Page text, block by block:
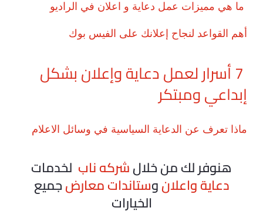
ما هي مميزات عمل دعاية و اعلان في الراديو
أهم القواعد لنجاح إعلانك على الفيس بوك
7 أسرار لعمل دعاية وإعلان بشكل
إبداعي ومبتكر
ماذا تعرف عن الدعاية السياسية في وسائل الاعلام
هنوفر لك من خلالشركه ناب لخدمات
دعاية واعلانوستاندات معارضجميع
الخيارات